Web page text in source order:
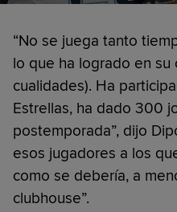
“No se juega tanto
lo que ha logrado en su
cualidades). Ha
Estrellas, ha dado 300
postemporada”, dijo
esos jugadores a los
como se debería, a
clubhouse”.